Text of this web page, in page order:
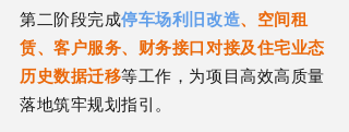
第二阶段完成停车场利旧改造、空间租
赁、客户服务、财务接口对接及住宅业态
历史数据迁移等工作，为项目高效高质量
落地筑牢规划指引。